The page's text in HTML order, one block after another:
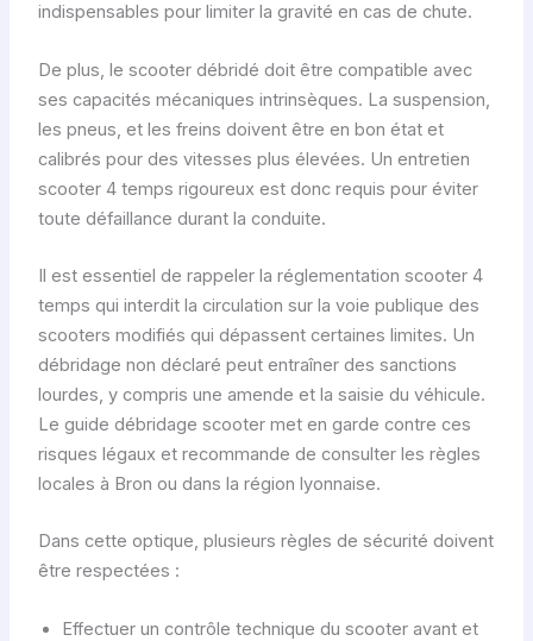
indispensables pour limiter la gravité en cas de chute.
De plus, le scooter débridé doit être compatible avec
ses capacités mécaniques intrinsèques. La suspension,
les pneus, et les freins doivent être en bon état et
calibrés pour des vitesses plus élevées. Un entretien
scooter 4 temps rigoureux est donc requis pour éviter
toute défaillance durant la conduite.
Il est essentiel de rappeler la réglementation scooter 4
temps qui interdit la circulation sur la voie publique des
scooters modifiés qui dépassent certaines limites. Un
débridage non déclaré peut entraîner des sanctions
lourdes, y compris une amende et la saisie du véhicule.
Le guide débridage scooter met en garde contre ces
risques légaux et recommande de consulter les règles
locales à Bron ou dans la région lyonnaise.
Dans cette optique, plusieurs règles de sécurité doivent
être respectées :
Effectuer un contrôle technique du scooter avant et